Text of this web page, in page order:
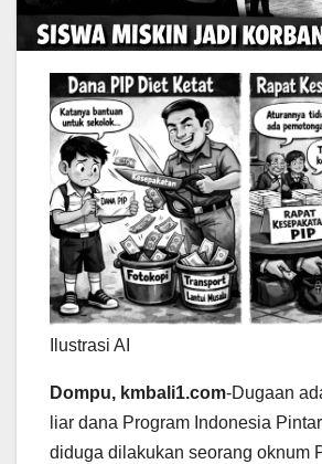
Ilustrasi AI
Dompu, kmbali1.com-Dugaan
liar dana Program Indonesia
diduga dilakukan seorang oknum